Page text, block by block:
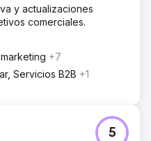
y actualizaciones
comerciales.
+7
Servicios B2B +1
5